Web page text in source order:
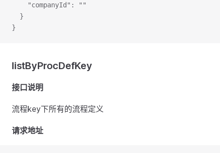
    "companyId": ""
  }
}
listByProcDefKey
接口说明
流程key下所有的流程定义
请求地址